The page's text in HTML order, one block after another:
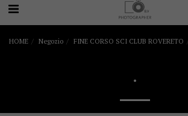
HOME Negozio FINE CORSO SCI CLUB ROVERETO
.